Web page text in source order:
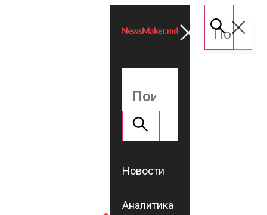
Новости
Аналитика